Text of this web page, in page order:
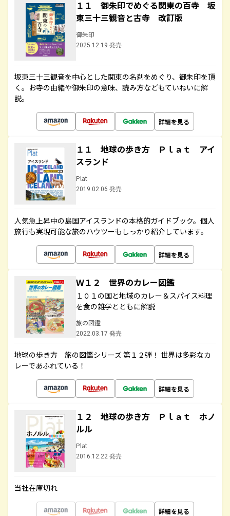
１１ 御朱印でめぐる関東の百寺 坂
東三十三観音と古寺 改訂版
御朱印
2025.12.19 発売
坂東三十三観音を中心とした関東の名刹をめぐり、御朱印を頂
く。お寺の由緒や御朱印の意味、読み方などもていねいに解
説。
詳細を見る
１１ 地球の歩き方 Ｐｌａｔ アイ
スランド
Plat
2019.02.06 発売
人気急上昇中の島国アイスランドの本格的ガイドブック。個人
旅行も実現可能な旅のハウツーもしっかり紹介しています。
詳細を見る
Ｗ１２ 世界のカレー図鑑
１０１の国と地域のカレー＆スパイス料理
を食の雑学とともに解説
旅の図鑑
2022.03.17 発売
地球の歩き方 旅の図鑑シリーズ 第１２弾！ 世界は多彩なカ
レーであふれている！
詳細を見る
１２ 地球の歩き方 Ｐｌａｔ ホノ
ルル
Plat
2016.12.22 発売
当社在庫切れ
詳細を見る